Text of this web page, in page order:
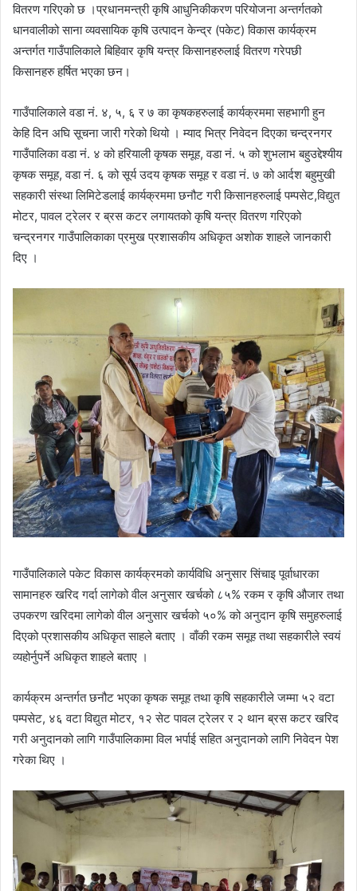
वितरण गरिएको छ ।प्रधानमन्त्री कृषि आधुनिकीकरण परियोजना अन्तर्गतको
धानवालीको साना व्यवसायिक कृषि उत्पादन केन्द्र (पकेट) विकास कार्यक्रम
अन्तर्गत गाउँपालिकाले बिहिवार कृषि यन्त्र किसानहरुलाई वितरण गरेपछी
किसानहरु हर्षित भएका छन।
गाउँपालिकाले वडा नं. ४, ५, ६ र ७ का कृषकहरुलाई कार्यक्रममा सहभागी हुन
केहि दिन अघि सूचना जारी गरेको थियो । म्याद भित्र निवेदन दिएका चन्द्रनगर
गाउँपालिका वडा नं. ४ को हरियाली कृषक समूह, वडा नं. ५ को शुभलाभ बहुउद्देश्यीय
कृषक समूह, वडा नं. ६ को सूर्य उदय कृषक समूह र वडा नं. ७ को आर्दश बहुमुखी
सहकारी संस्था लिमिटेडलाई कार्यक्रममा छनौट गरी किसानहरुलाई पम्पसेट,विद्युत
मोटर, पावल ट्रेलर र ब्रस कटर लगायतको कृषि यन्त्र वितरण गरिएको
चन्द्रनगर गाउँपालिकाका प्रमुख प्रशासकीय अधिकृत अशोक शाहले जानकारी
दिए ।
गाउँपालिकाले पकेट विकास कार्यक्रमको कार्यविधि अनुसार सिंचाइ पूर्वाधारका
सामानहरु खरिद गर्दा लागेको वील अनुसार खर्चको ८५% रकम र कृषि औजार तथा
उपकरण खरिदमा लागेको वील अनुसार खर्चको ५०% को अनुदान कृषि समुहरुलाई
दिएको प्रशासकीय अधिकृत साहले बताए । वाँकी रकम समूह तथा सहकारीले स्वयं
व्यहोर्नुपर्ने अधिकृत शाहले बताए ।
कार्यक्रम अन्तर्गत छनौट भएका कृषक समूह तथा कृषि सहकारीले जम्मा ५२ वटा
पम्पसेट, ४६ वटा विद्युत मोटर, १२ सेट पावल ट्रेलर र २ थान ब्रस कटर खरिद
गरी अनुदानको लागि गाउँपालिकामा विल भर्पाई सहित अनुदानको लागि निवेदन पेश
गरेका थिए ।